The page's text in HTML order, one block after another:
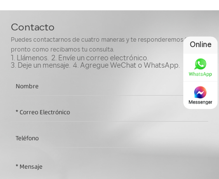
Online
Contacto
Puedes contactarnos de cuatro maneras y te responderemos tan
pronto como recibamos tu consulta.
1. Llámenos. 2. Envíe un correo electrónico.
3. Deje un mensaje. 4. Agregue WeChat o WhatsApp.